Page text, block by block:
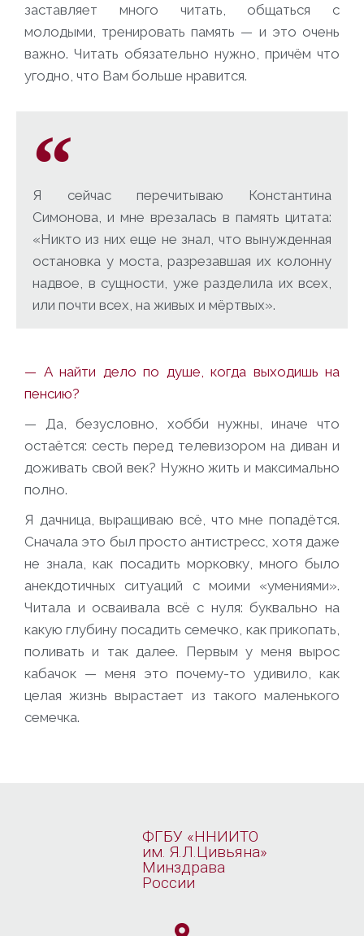
заставляет много читать, общаться с
молодыми, тренировать память — и это очень
важно. Читать обязательно нужно, причём что
угодно, что Вам больше нравится.
Я сейчас перечитываю Константина
Симонова, и мне врезалась в память цитата:
«Никто из них еще не знал, что вынужденная
остановка у моста, разрезавшая их колонну
надвое, в сущности, уже разделила их всех,
или почти всех, на живых и мёртвых».
— А найти дело по душе, когда выходишь на
пенсию?
— Да, безусловно, хобби нужны, иначе что
остаётся: сесть перед телевизором на диван и
доживать свой век? Нужно жить и максимально
полно.
Я дачница, выращиваю всё, что мне попадётся.
Сначала это был просто антистресс, хотя даже
не знала, как посадить морковку, много было
анекдотичных ситуаций с моими «умениями».
Читала и осваивала всё с нуля: буквально на
какую глубину посадить семечко, как прикопать,
поливать и так далее. Первым у меня вырос
кабачок — меня это почему-то удивило, как
целая жизнь вырастает из такого маленького
семечка.
ФГБУ «ННИИТО
им. Я.Л.Цивьяна»
Минздрава
России